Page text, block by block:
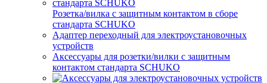
Розетка/вилка с защитным контактом в сборе
стандарта SCHUKO
Адаптер переходный для электроустановочных
устройств
Аксессуары для розетки/вилки с защитным
контактом стандарта SCHUKO